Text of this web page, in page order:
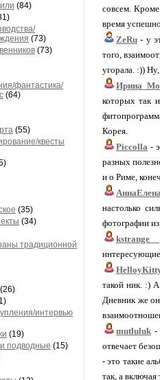
(84)
(73)
(73)
фантастика/
(64)
(55)
квесты
(35)
(34)
традиционной
(26)
интервью
(19)
подводные (15)
совсем.
время
ZeRu - у
того,
угорала. :))
которых так
Корея.
Piccolla -
разных
и о Риме,
АннаЕлена
настолько
фотографии
kstrange__
такой ник. :)
Дневник же
mutluluk -
отвечает
- это такие
так, а